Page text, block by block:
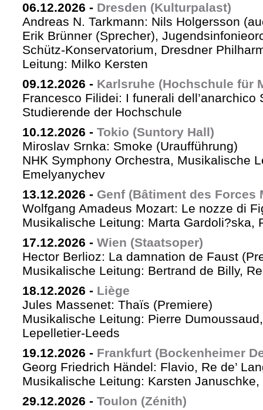
06.12.2026 - Dresden (Kulturpalast)
Andreas N. Tarkmann: Nils Holgersson
Erik Brünner (Sprecher),
Schütz-Konservatorium, Dresdner
Leitung: Milko Kersten
09.12.2026 - Karlsruhe (Hochschule für
Francesco Filidei: I funerali dell’anarchico
Studierende der Hochschule
10.12.2026 - Tokio (Suntory Hall)
Miroslav Srnka: Smoke (Uraufführung)
NHK Symphony Orchestra, Musikalische
Emelyanychev
13.12.2026 - Genf (Bâtiment des Forces
Wolfgang Amadeus Mozart: Le nozze di
Musikalische Leitung: Marta Gardoli?ska,
17.12.2026 - Wien (Staatsoper)
Hector Berlioz: La damnation de Faust
Musikalische Leitung: Bertrand de Billy,
18.12.2026 - Liège
Jules Massenet: Thaïs (Premiere)
Musikalische Leitung: Pierre
Lepelletier-Leeds
19.12.2026 - Frankfurt (Bockenheimer
Georg Friedrich Händel: Flavio, Re de’
Musikalische Leitung: Karsten
29.12.2026 - Toulon (Zénith)